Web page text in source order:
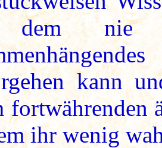
dem nie
kann
fortwährenden
ihr wenig